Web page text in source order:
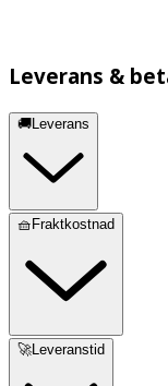
Leverans &
🚚Leverans
🧺Fraktkostnad
🚀Leveranstid